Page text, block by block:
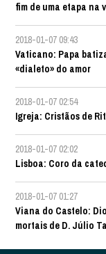
fim de uma etapa na
2018-01-07 09:43
Vaticano: Papa
«dialeto» do amor
2018-01-07 02:54
Igreja: Cristãos de
2018-01-07 02:02
Lisboa: Coro da
2018-01-07 01:27
Viana do Castelo:
mortais de D. Júlio